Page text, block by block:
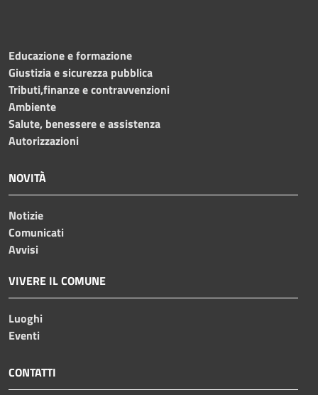
Educazione e formazione
Giustizia e sicurezza pubblica
Tributi,finanze e contravvenzioni
Ambiente
Salute, benessere e assistenza
Autorizzazioni
NOVITÀ
Notizie
Comunicati
Avvisi
VIVERE IL COMUNE
Luoghi
Eventi
CONTATTI